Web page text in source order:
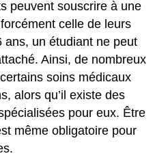
peuvent souscrire à une
celle de leurs
ans, un étudiant ne peut
Ainsi, de nombreux
soins médicaux
alors qu’il existe des
pour eux. Être
même obligatoire pour